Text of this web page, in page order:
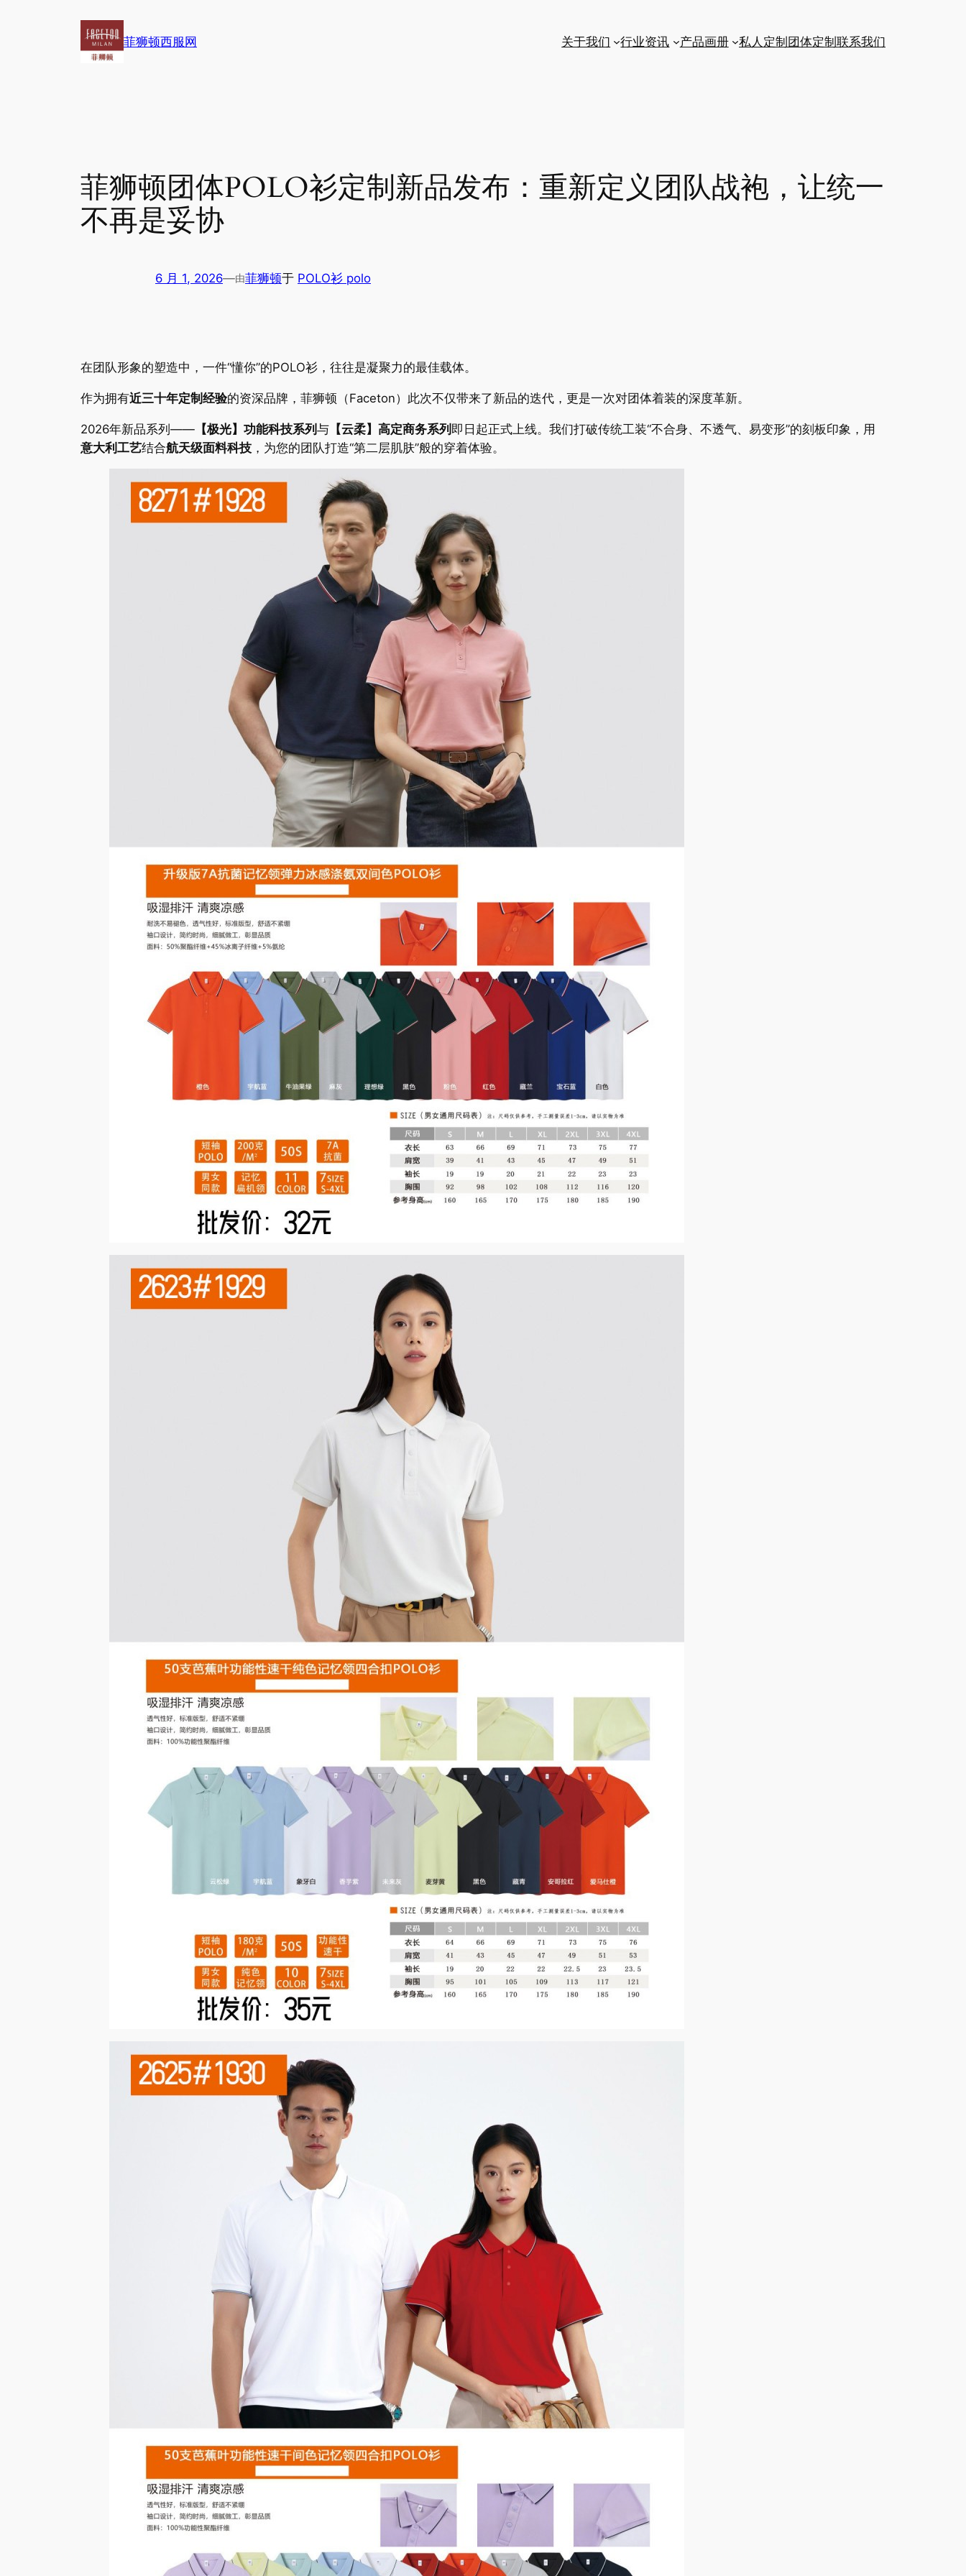
菲狮顿西服网 关于我们 行业资讯 产品画册 私人定制 团体定制 联系我们
菲狮顿团体POLO衫定制新品发布：重新定义团队战袍，让统一
不再是妥协
6 月 1, 2026—由菲狮顿于 POLO衫 polo
在团队形象的塑造中，一件“懂你”的POLO衫，往往是凝聚力的最佳载体。
作为拥有近三十年定制经验的资深品牌，菲狮顿（Faceton）此次不仅带来了新品的迭代，更是一次对团体着装的深度革新。
2026年新品系列—— 【极光】功能科技系列 与 【云柔】高定商务系列 即日起正式上线。我们打破传统工装“不合身、不透气、易变形”的刻板印象，用
意大利工艺结合航天级面料科技 ，为您的团队打造“第二层肌肤”般的穿着体验。